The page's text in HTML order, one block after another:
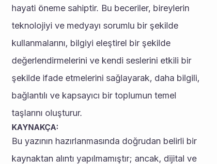
hayati öneme sahiptir. Bu beceriler, bireylerin
teknolojiyi ve medyayı sorumlu bir şekilde
kullanmalarını, bilgiyi eleştirel bir şekilde
değerlendirmelerini ve kendi seslerini etkili bir
şekilde ifade etmelerini sağlayarak, daha bilgili,
bağlantılı ve kapsayıcı bir toplumun temel
taşlarını oluşturur.
KAYNAKÇA:
Bu yazının hazırlanmasında doğrudan belirli bir
kaynaktan alıntı yapılmamıştır; ancak, dijital ve